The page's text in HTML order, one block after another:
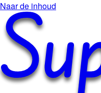
Naar de inhoud